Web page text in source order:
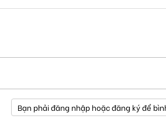
Bạn phải đăng nhập hoặc đăng ký để